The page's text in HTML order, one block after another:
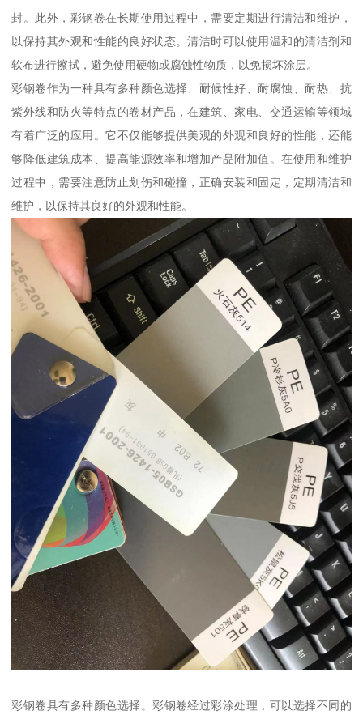
封。此外，彩钢卷在长期使用过程中，需要定期进行清洁和维护，
以保持其外观和性能的良好状态。清洁时可以使用温和的清洁剂和
软布进行擦拭，避免使用硬物或腐蚀性物质，以免损坏涂层。
彩钢卷作为一种具有多种颜色选择、耐候性好、耐腐蚀、耐热、抗
紫外线和防火等特点的卷材产品，在建筑、家电、交通运输等领域
有着广泛的应用。它不仅能够提供美观的外观和良好的性能，还能
够降低建筑成本、提高能源效率和增加产品附加值。在使用和维护
过程中，需要注意防止划伤和碰撞，正确安装和固定，定期清洁和
维护，以保持其良好的外观和性能。
彩钢卷具有多种颜色选择。彩钢卷经过彩涂处理，可以选择不同的